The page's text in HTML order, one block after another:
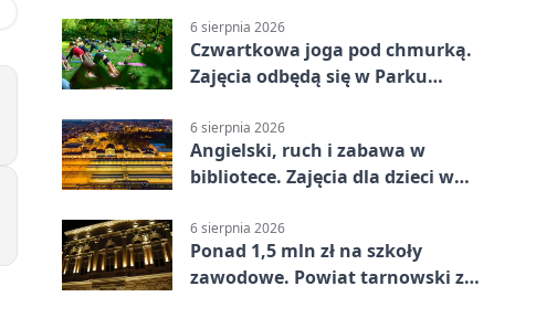
6 sierpnia 2026
Czwartkowa joga pod chmurką.
Zajęcia odbędą się w Parku
6 sierpnia 2026
Angielski, ruch i zabawa w
bibliotece. Zajęcia dla dzieci w
6 sierpnia 2026
Ponad 1,5 mln zł na szkoły
zawodowe. Powiat tarnowski z